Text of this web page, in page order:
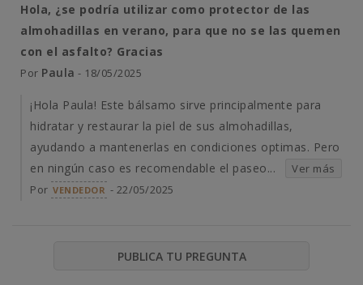
Hola, ¿se podría utilizar como protector de las
almohadillas en verano, para que no se las quemen
con el asfalto? Gracias
Por Paula - 18/05/2025
¡Hola Paula! Este bálsamo sirve principalmente para
hidratar y restaurar la piel de sus almohadillas,
ayudando a mantenerlas en condiciones optimas. Pero
en ningún caso es recomendable el paseo...
Ver más
Por VENDEDOR - 22/05/2025
PUBLICA TU PREGUNTA